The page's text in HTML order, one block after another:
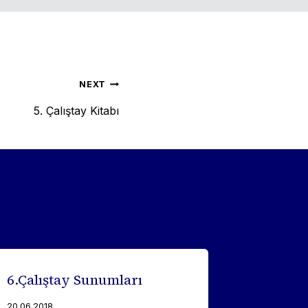
NEXT
5. Çalıştay Kitabı
6.Çalıştay Sunumları